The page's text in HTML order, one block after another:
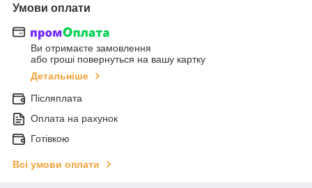
Умови оплати
Ви отримаєте замовлення
або гроші повернуться на вашу картку
Детальніше
Післяплата
Оплата на рахунок
Готівкою
Всі умови оплати